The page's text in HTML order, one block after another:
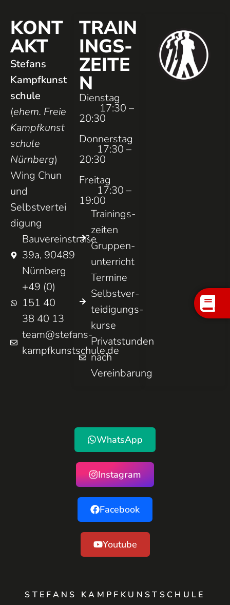
KONT
AKT
Stefans
Kampfkunst
schule
(ehem. Freie
Kampfkunst
schule
Nürnberg)
Wing Chun
und
Selbstvertei
digung
Bauvereinstraße
39a, 90489
Nürnberg
+49 (0)
151 40
38 40 13
team@stefans-
kampfkunstschule.de
TRAIN
INGS­
ZEITE
N
Dienstag
17:30 –
20:30
Donnerstag
17:30 –
20:30
Freitag
17:30 –
19:00
Trainings­
zeiten
Gruppen­
unterricht
Termine
Selbst­ver­
teidigungs­
kurse
Privatstunden
nach
Vereinbarung
WhatsApp
Instagram
Facebook
Youtube
STEFANS KAMPFKUNSTSCHULE